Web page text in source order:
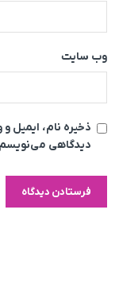
وب‌ سایت
ذخیره نام، ایمیل
دیدگاهی